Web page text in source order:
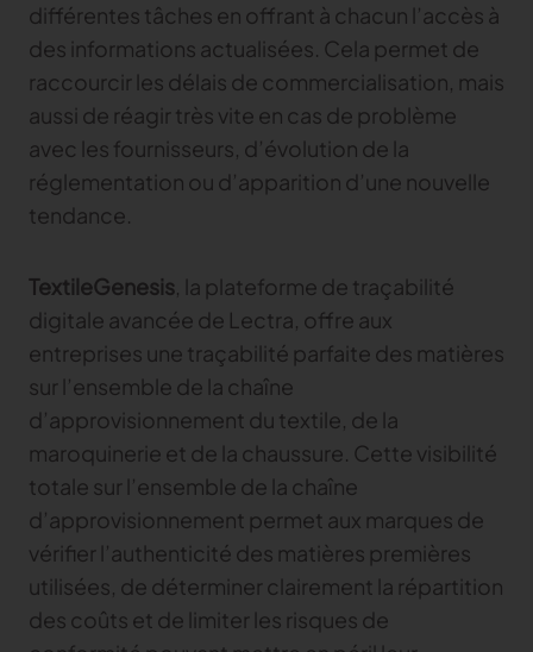
différentes tâches en offrant à chacun l’accès à
des informations actualisées. Cela permet de
raccourcir les délais de commercialisation, mais
aussi de réagir très vite en cas de problème
avec les fournisseurs, d’évolution de la
réglementation ou d’apparition d’une nouvelle
tendance.
TextileGenesis, la plateforme de traçabilité
digitale avancée de Lectra, offre aux
entreprises une traçabilité parfaite des matières
sur l’ensemble de la chaîne
d’approvisionnement du textile, de la
maroquinerie et de la chaussure. Cette visibilité
totale sur l’ensemble de la chaîne
d’approvisionnement permet aux marques de
vérifier l’authenticité des matières premières
utilisées, de déterminer clairement la répartition
des coûts et de limiter les risques de